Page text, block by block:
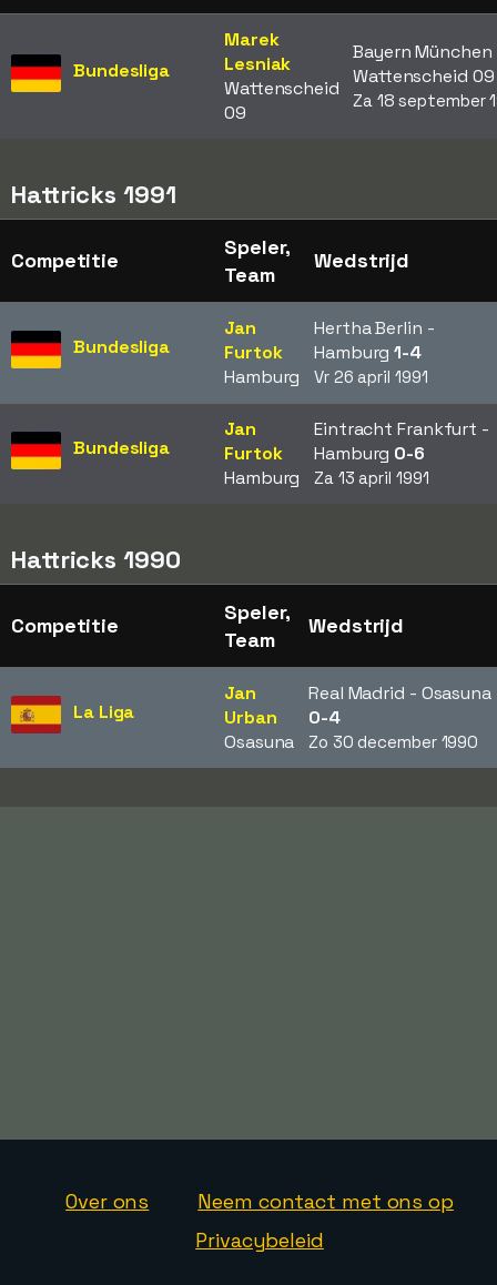
Bundesliga
Marek
Lesniak
Wattenscheid
09
Bayern München
Wattenscheid
Za 18 september
Hattricks 1991
Competitie
Speler,
Team
Wedstrijd
Bundesliga
Jan
Furtok
Hamburg
Hertha Berlin -
Hamburg1-4
Vr 26 april 1991
Bundesliga
Jan
Furtok
Hamburg
Eintracht Frankfurt -
Hamburg 0-6
Za 13 april 1991
Hattricks 1990
Competitie
Speler,
Team
Wedstrijd
La Liga
Jan
Urban
Osasuna
Real Madrid - Osasuna
0-4
Zo 30 december 1990
Over ons
Neem contact met ons op
Privacybeleid